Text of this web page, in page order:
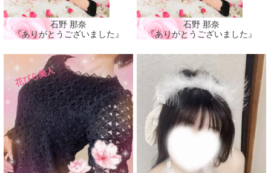
石野 那奈
『ありがとうございました』
石野 那奈
『ありがとうございました』